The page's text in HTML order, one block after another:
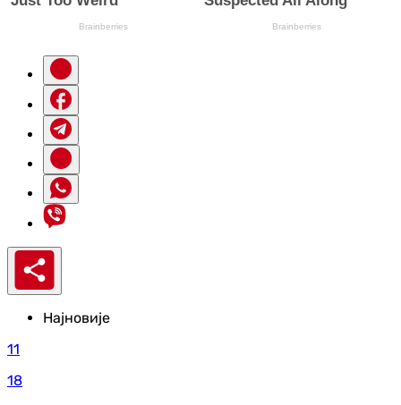
Најновије
11
18